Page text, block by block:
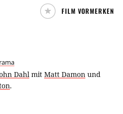
FILM VORMERKEN
Dahl mit Matt Damon und
.